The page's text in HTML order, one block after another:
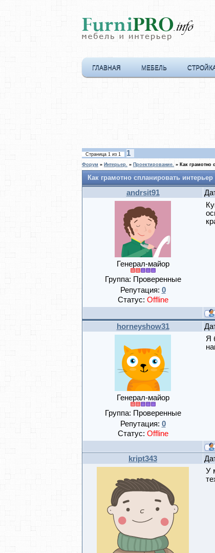
ГЛАВНАЯ МЕБЕЛЬ
Страница 1 из 1 1
Форум » Интерьер. » Проектирование. » Как грамотно
Как грамотно спланировать
andrsit91
Генерал-майор
Группа: Проверенные
Репутация: 0
Статус: Offline
horneyshow31
Генерал-майор
Группа: Проверенные
Репутация: 0
Статус: Offline
Я
kript343
У